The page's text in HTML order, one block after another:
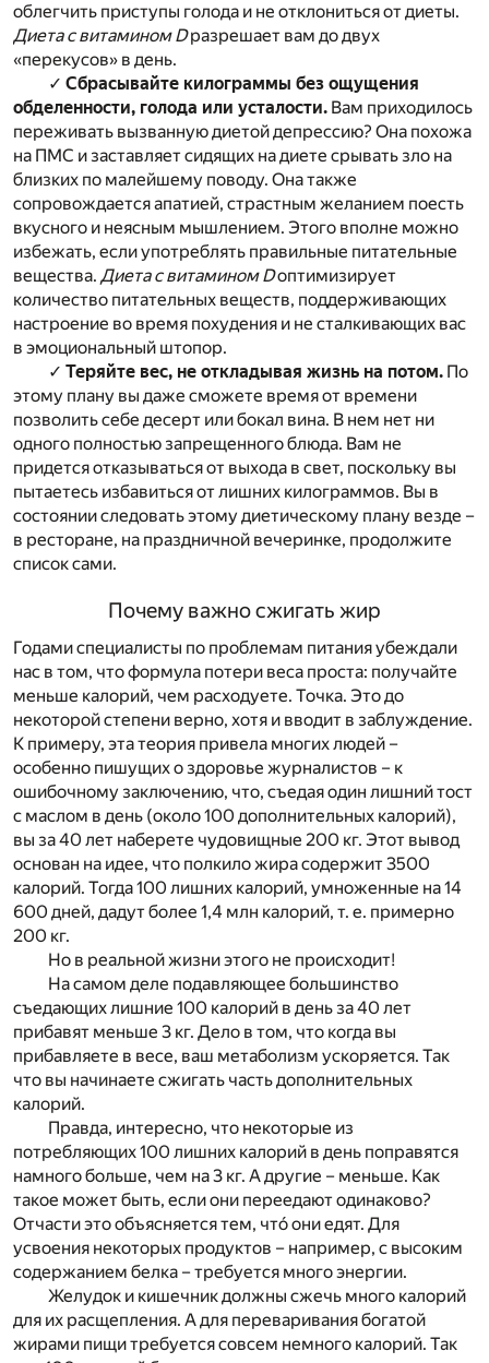
облегчить приступы голода и не отклониться от диеты.
Диета с витамином Dразрешает вам до двух
«перекусов» в день.
✓ Сбрасывайте килограммы без ощущения
обделенности, голода или усталости. Вам приходилось
переживать вызванную диетой депрессию? Она похожа
на ПМС и заставляет сидящих на диете срывать зло на
близких по малейшему поводу. Она также
сопровождается апатией, страстным желанием поесть
вкусного и неясным мышлением. Этого вполне можно
избежать, если употреблять правильные питательные
вещества. Диета с витамином Dоптимизирует
количество питательных веществ, поддерживающих
настроение во время похудения и не сталкивающих вас
в эмоциональный штопор.
✓ Теряйте вес, не откладывая жизнь на потом. По
этому плану вы даже сможете время от времени
позволить себе десерт или бокал вина. В нем нет ни
одного полностью запрещенного блюда. Вам не
придется отказываться от выхода в свет, поскольку вы
пытаетесь избавиться от лишних килограммов. Вы в
состоянии следовать этому диетическому плану везде –
в ресторане, на праздничной вечеринке, продолжите
список сами.
Почему важно сжигать жир
Годами специалисты по проблемам питания убеждали
нас в том, что формула потери веса проста: получайте
меньше калорий, чем расходуете. Точка. Это до
некоторой степени верно, хотя и вводит в заблуждение.
К примеру, эта теория привела многих людей –
особенно пишущих о здоровье журналистов – к
ошибочному заключению, что, съедая один лишний тост
с маслом в день (около 100 дополнительных калорий),
вы за 40 лет наберете чудовищные 200 кг. Этот вывод
основан на идее, что полкило жира содержит 3500
калорий. Тогда 100 лишних калорий, умноженные на 14
600 дней, дадут более 1,4 млн калорий, т. е. примерно
200 кг.
Но в реальной жизни этого не происходит!
На самом деле подавляющее большинство
съедающих лишние 100 калорий в день за 40 лет
прибавят меньше 3 кг. Дело в том, что когда вы
прибавляете в весе, ваш метаболизм ускоряется. Так
что вы начинаете сжигать часть дополнительных
калорий.
Правда, интересно, что некоторые из
потребляющих 100 лишних калорий в день поправятся
намного больше, чем на 3 кг. А другие – меньше. Как
такое может быть, если они переедают одинаково?
Отчасти это объясняется тем, чтó они едят. Для
усвоения некоторых продуктов – например, с высоким
содержанием белка – требуется много энергии.
Желудок и кишечник должны сжечь много калорий
для их расщепления. А для переваривания богатой
жирами пищи требуется совсем немного калорий. Так